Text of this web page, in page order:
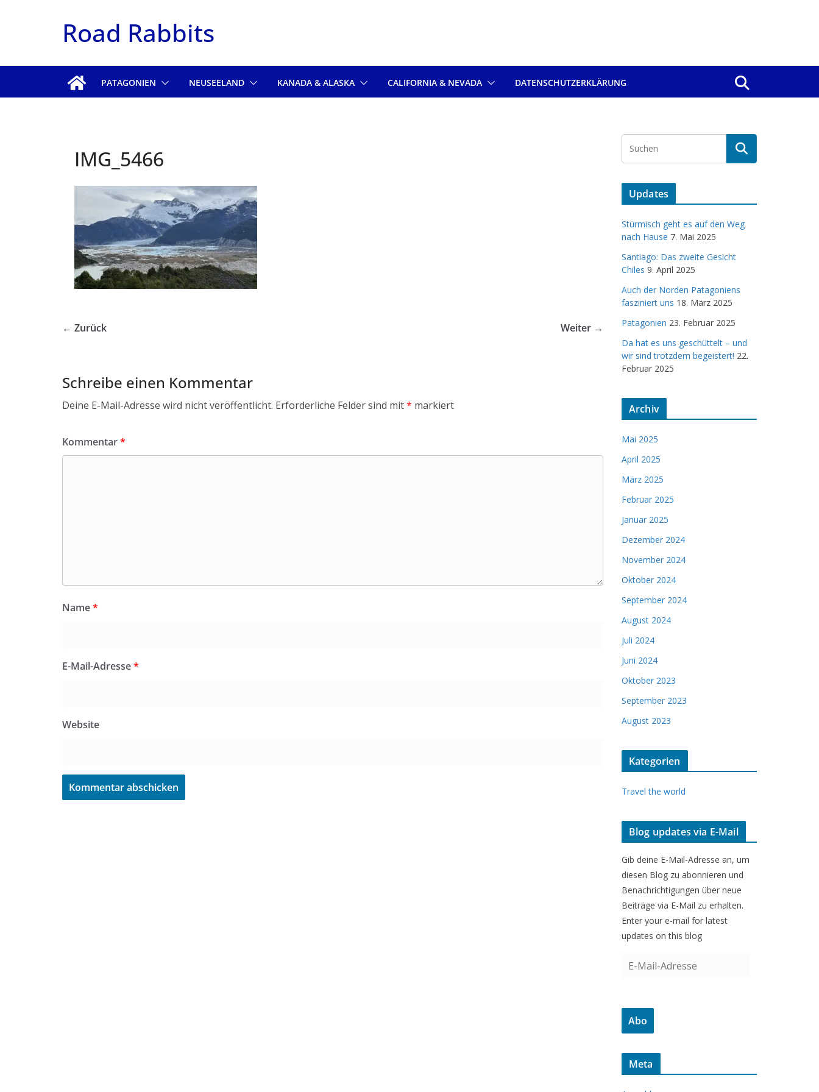
Road Rabbits
PATAGONIEN NEUSEELAND KANADA & ALASKA CALIFORNIA & NEVADA DATENSCHUTZERKLÄRUNG
IMG_5466
← Zurück Weiter →
Schreibe einen Kommentar
Deine E-Mail-Adresse wird nicht veröffentlicht. Erforderliche Felder sind mit* markiert
Kommentar*
Name*
E-Mail-Adresse*
Website
Updates
Stürmisch geht es auf den Weg
nach Hause 7. Mai 2025
Santiago: Das zweite Gesicht
Chiles 9. April 2025
Auch der Norden Patagoniens
fasziniert uns 18. März 2025
Patagonien 23. Februar 2025
Da hat es uns geschüttelt – und
wir sind trotzdem begeistert! 22.
Februar 2025
Archiv
Mai 2025
April 2025
März 2025
Februar 2025
Januar 2025
Dezember 2024
November 2024
Oktober 2024
September 2024
August 2024
Juli 2024
Juni 2024
Oktober 2023
September 2023
August 2023
Kategorien
Travel the world
Blog updates via E-Mail
Gib deine E-Mail-Adresse an, um
diesen Blog zu abonnieren und
Benachrichtigungen über neue
Beiträge via E-Mail zu erhalten.
Enter your e-mail for latest
updates on this blog
a
l
-
Abo
Meta